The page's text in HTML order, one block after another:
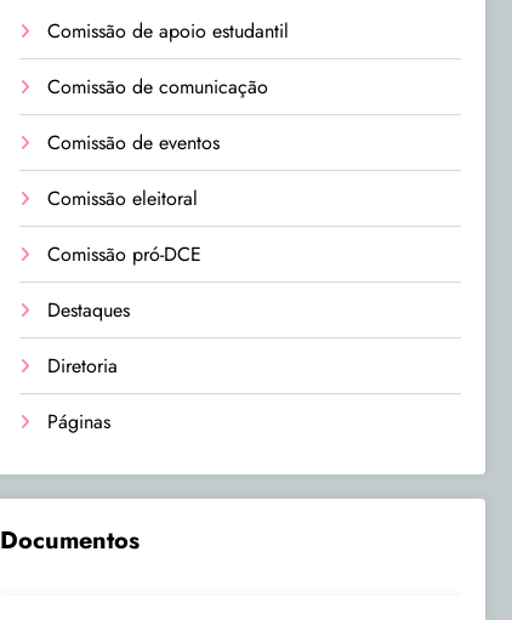
Comissão de apoio estudantil
Comissão de comunicação
Comissão de eventos
Comissão eleitoral
Comissão pró-DCE
Destaques
Diretoria
Páginas
Documentos